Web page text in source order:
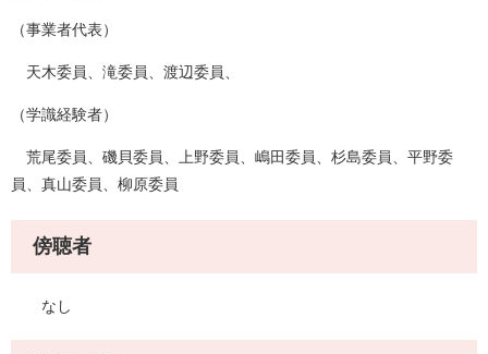
（事業者代表）
天木委員、滝委員、渡辺委員、
（学識経験者）
荒尾委員、磯貝委員、上野委員、嶋田委員、杉島委員、平野委
員、真山委員、柳原委員
傍聴者
なし